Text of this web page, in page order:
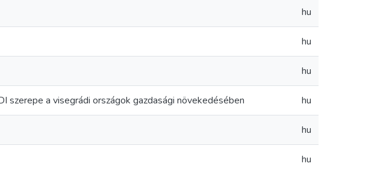
hu
hu
hu
a visegrádi országok gazdasági növekedésében hu
hu
hu